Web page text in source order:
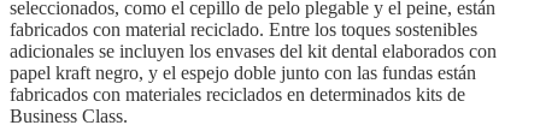
seleccionados, como el cepillo de pelo plegable y el peine, están
fabricados con material reciclado. Entre los toques sostenibles
adicionales se incluyen los envases del kit dental elaborados con
papel kraft negro, y el espejo doble junto con las fundas están
fabricados con materiales reciclados en determinados kits de
Business Class.